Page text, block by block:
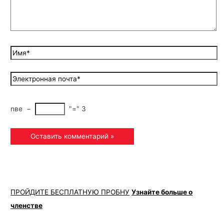
nвe − "=" 3
ПРОЙДИТЕ БЕСПЛАТНУЮ ПРОБНУ Узнайте больше о
членстве